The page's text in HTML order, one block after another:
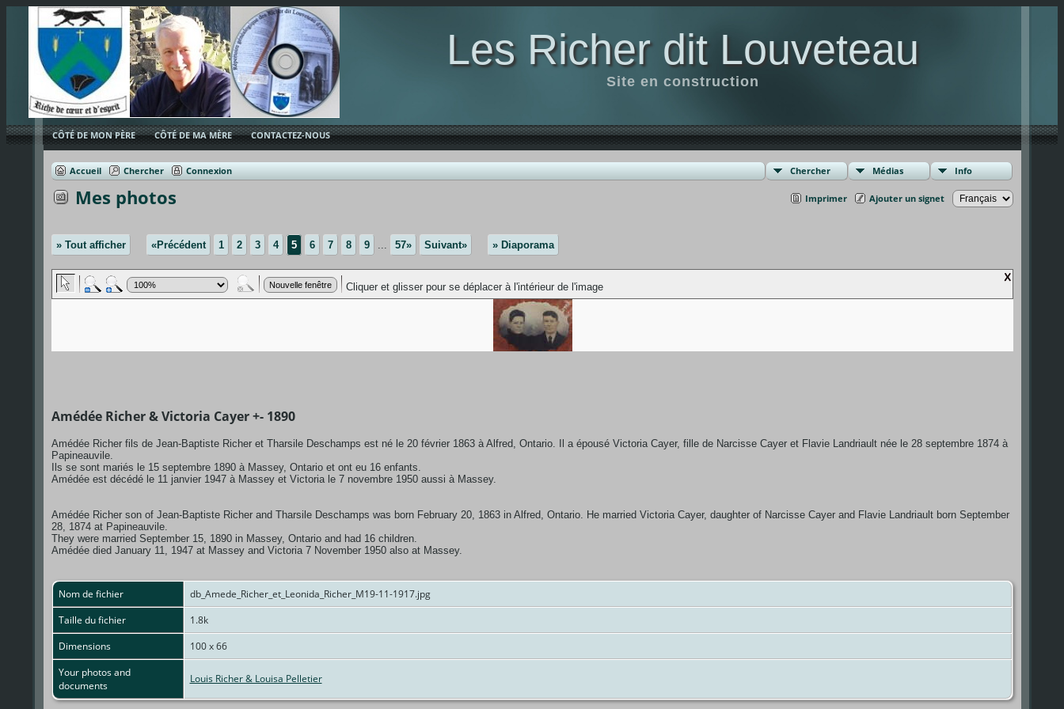
Les Richer dit Louveteau
Site en construction
CÔTÉ DE MON PÈRE CÔTÉ DE MA MÈRE CONTACTEZ-NOUS
Chercher Médias Info
Accueil Chercher Connexion
Imprimer Ajouter un signet
Mes photos
» Tout afficher «Précédent 1 2 3 4 5 6 7 8 9 ... 57» Suivant» » Diaporama
Amédée Richer & Victoria Cayer +- 1890
Amédée Richer fils de Jean-Baptiste Richer et Tharsile Deschamps est né le 20 février 1863 à Alfred, Ontario. Il a épousé Victoria Cayer, fille de Narcisse Cayer et Flavie Landriault née le 28 septembre 1874 à
Papineauvile.
Ils se sont mariés le 15 septembre 1890 à Massey, Ontario et ont eu 16 enfants.
Amédée est décédé le 11 janvier 1947 à Massey et Victoria le 7 novembre 1950 aussi à Massey.
Amédée Richer son of Jean-Baptiste Richer and Tharsile Deschamps was born February 20, 1863 in Alfred, Ontario. He married Victoria Cayer, daughter of Narcisse Cayer and Flavie Landriault born September
28, 1874 at Papineauvile.
They were married September 15, 1890 in Massey, Ontario and had 16 children.
Amédée died January 11, 1947 at Massey and Victoria 7 November 1950 also at Massey.
Nom de fichier
db_Amede_Richer_et_Leonida_Richer_M19-11-1917.jpg
Taille du fichier
1.8k
Dimensions
100 x 66
Your photos and
documents
Louis Richer & Louisa Pelletier